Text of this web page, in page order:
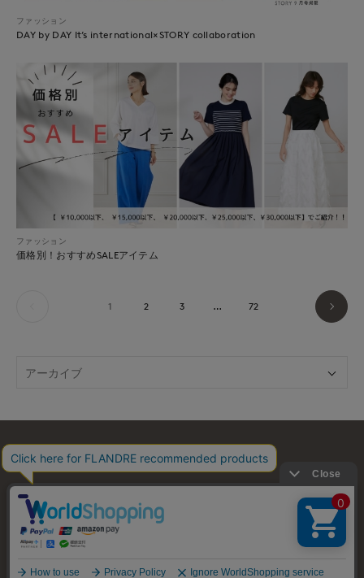
ファッション
DAY by DAY It’s international×STORY collaboration
ファッション
価格別！おすすめSALEアイテム
1 2 3 … 72
お問い合わせ 利用規約 プライバシーポリシー
特定商取引・古物営業法に基づく表示